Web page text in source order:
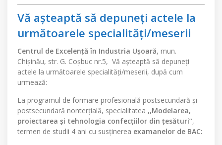
Vă aşteaptă să depuneţi actele la
următoarele specialităţi/meserii
Centrul de Excelenţă în Industria Uşoară, mun.
Chişinău, str. G. Coşbuc nr.5, Vă aşteaptă să depuneţi
actele la următoarele specialităţi/meserii, după cum
urmează:
La programul de formare profesională postsecundară şi
postsecundară nonterţială, specialitatea ,,Modelarea,
proiectarea şi tehnologia confecţiilor din ţesături”,
termen de studii 4 ani cu susţinerea examanelor de BAC: